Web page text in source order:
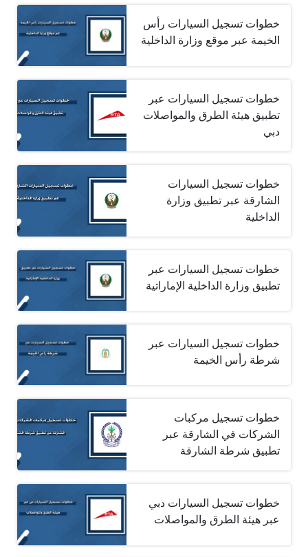
خطوات تسجيل السيارات رأس
الخيمة عبر موقع وزارة الداخلية
خطوات تسجيل السيارات عبر
تطبيق هيئة الطرق والمواصلات
دبي
خطوات تسجيل السيارات
الشارقة عبر تطبيق وزارة
الداخلية
خطوات تسجيل السيارات عبر
تطبيق وزارة الداخلية الإماراتية
خطوات تسجيل السيارات عبر
شرطة رأس الخيمة
خطوات تسجيل مركبات
الشركات في الشارقة عبر
تطبيق شرطة الشارقة
خطوات تسجيل السيارات دبي
عبر هيئة الطرق والمواصلات